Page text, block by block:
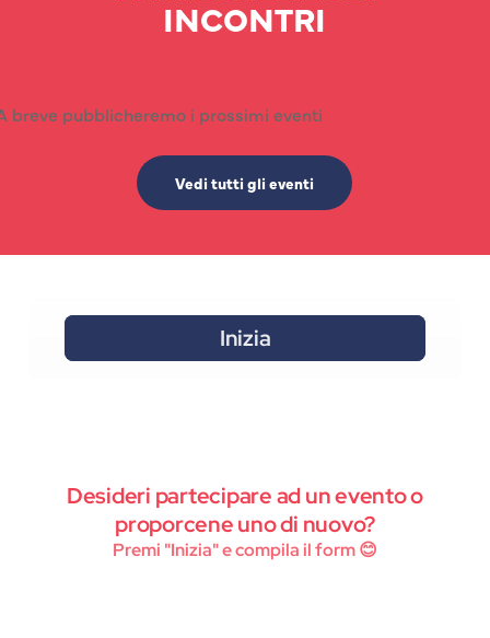
INCONTRI
breve pubblicheremo i prossimi eventi
Vedi tutti gli eventi